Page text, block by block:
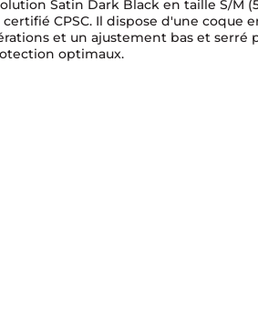
Satin Dark Black en taille S/M
CPSC. Il dispose d'une coque
et un ajustement bas et serré
optimaux.